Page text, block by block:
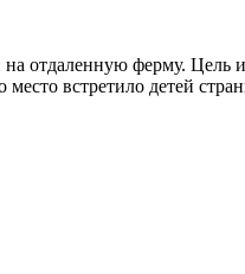
отдаленную ферму.
место встретило детей